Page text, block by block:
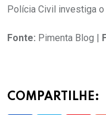
Polícia Civil investiga o
Fonte: Pimenta Blog |
COMPARTILHE: